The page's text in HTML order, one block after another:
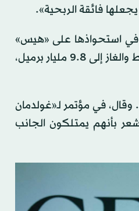
في استحواذها على «هيس»
للوصول إلى أصول الشركة في غويانا. ففي العام الماضي، انخفضت احتياطات «شيفرون» من النفط والغاز إلى 9.8 مليار برميل،
في مؤتمر لـ«غولدمان
بأنهم يمتلكون الجانب